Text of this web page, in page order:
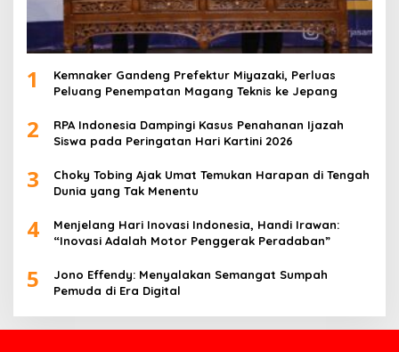
1
Kemnaker Gandeng Prefektur Miyazaki, Perluas
Peluang Penempatan Magang Teknis ke Jepang
2
RPA Indonesia Dampingi Kasus Penahanan Ijazah
Siswa pada Peringatan Hari Kartini 2026
3
Choky Tobing Ajak Umat Temukan Harapan di Tengah
Dunia yang Tak Menentu
4
Menjelang Hari Inovasi Indonesia, Handi Irawan:
“Inovasi Adalah Motor Penggerak Peradaban”
5
Jono Effendy: Menyalakan Semangat Sumpah
Pemuda di Era Digital